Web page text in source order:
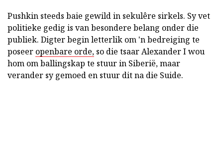
Pushkin steeds baie gewild in sekulêre sirkels. Sy vet
politieke gedig is van besondere belang onder die
publiek. Digter begin letterlik om 'n bedreiging te
poseer openbare orde, so die tsaar Alexander I wou
hom om ballingskap te stuur in Siberië, maar
verander sy gemoed en stuur dit na die Suide.